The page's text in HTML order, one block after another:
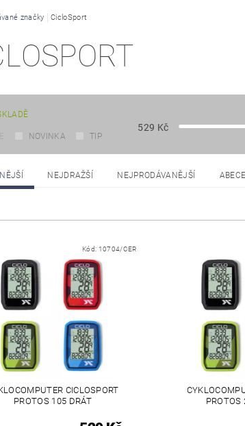
značky CicloSport
NOVINKA TIP
529 Kč
NEJDRAŽŠÍ NEJPRODÁVANĚJŠÍ
Kód: 10704/CER
CICLOSPORT
PROTOS 105 DRÁT
PROTOS